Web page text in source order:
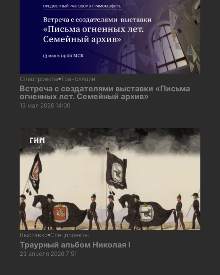
Спецпроекты Трансляции
Встреча с создателями выставки «Письма
огненных лет. Семейный архив»
13 мая 2026 14:00
Выставки Спецпроекты
Траурный альбом Николая I
23 апреля 2026 7:51